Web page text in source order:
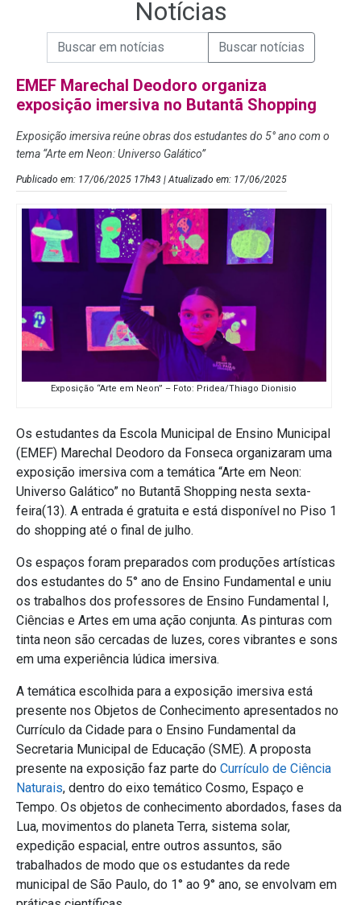
Notícias
Campo de Busca de Notícias
Campo de Busca de informaçõesEnviar a Busca de Notícias
EMEF Marechal Deodoro organiza
exposição imersiva no Butantã Shopping
Exposição imersiva reúne obras dos estudantes do 5° ano com o
tema “Arte em Neon: Universo Galático”
Publicado em: 17/06/2025 17h43 | Atualizado em: 17/06/2025
Exposição “Arte em Neon” – Foto: Pridea/Thiago Dionisio
Os estudantes da Escola Municipal de Ensino Municipal
(EMEF) Marechal Deodoro da Fonseca organizaram uma
exposição imersiva com a temática “Arte em Neon:
Universo Galático” no Butantã Shopping nesta sexta-
feira(13). A entrada é gratuita e está disponível no Piso 1
do shopping até o final de julho.
Os espaços foram preparados com produções artísticas
dos estudantes do 5° ano de Ensino Fundamental e uniu
os trabalhos dos professores de Ensino Fundamental I,
Ciências e Artes em uma ação conjunta. As pinturas com
tinta neon são cercadas de luzes, cores vibrantes e sons
em uma experiência lúdica imersiva.
A temática escolhida para a exposição imersiva está
presente nos Objetos de Conhecimento apresentados no
Currículo da Cidade para o Ensino Fundamental da
Secretaria Municipal de Educação (SME). A proposta
presente na exposição faz parte do Currículo de Ciência
Naturais, dentro do eixo temático Cosmo, Espaço e
Tempo. Os objetos de conhecimento abordados, fases da
Lua, movimentos do planeta Terra, sistema solar,
expedição espacial, entre outros assuntos, são
trabalhados de modo que os estudantes da rede
municipal de São Paulo, do 1° ao 9° ano, se envolvam em